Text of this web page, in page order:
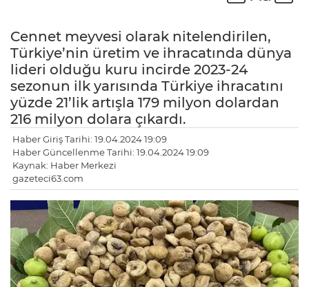
Cennet meyvesi olarak nitelendirilen,
Türkiye’nin üretim ve ihracatında dünya
lideri olduğu kuru incirde 2023-24
sezonun ilk yarısında Türkiye ihracatını
yüzde 21’lik artışla 179 milyon dolardan
216 milyon dolara çıkardı.
Haber Giriş Tarihi: 19.04.2024 19:09
Haber Güncellenme Tarihi: 19.04.2024 19:09
Kaynak: Haber Merkezi
gazeteci63.com